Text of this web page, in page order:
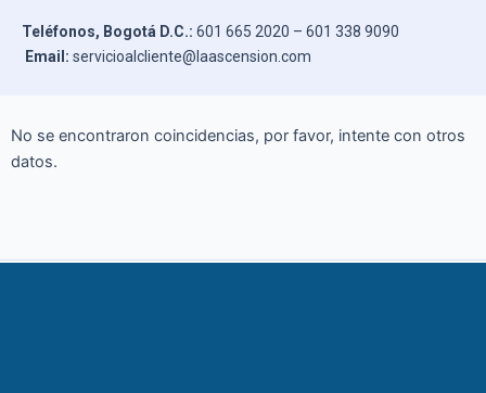
Teléfonos, Bogotá D.C.: 601 665 2020 – 601 338 9090
Email: servicioalcliente@laascension.com
No se encontraron coincidencias, por favor, intente con otros
datos.